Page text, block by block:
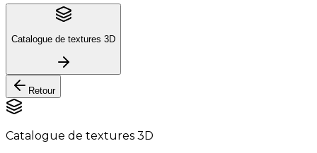
Catalogue de textures 3D
Retour
Catalogue de textures 3D